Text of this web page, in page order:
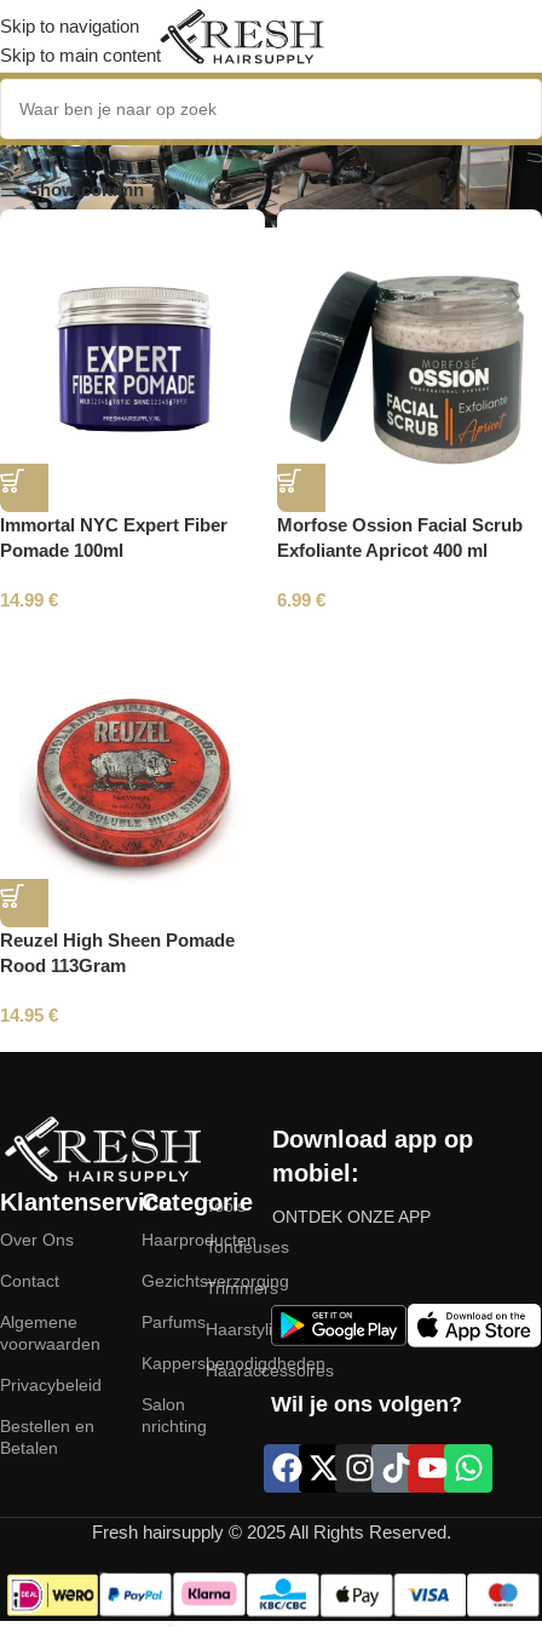
Skip to navigation
Skip to main content
lang haar
Show column
Immortal NYC Expert Fiber
Pomade 100ml
14.99 €
Morfose Ossion Facial Scrub
Exfoliante Apricot 400 ml
6.99 €
Reuzel High Sheen Pomade
Rood 113Gram
14.95 €
Klantenservice
Over Ons
Contact
Algemene
voorwaarden
Privacybeleid
Bestellen en
Betalen
Categorie
Haarproducten
Gezichtsverzorging
Parfums
Kappersbenodigdheden
Salon
nrichting
Tools
Tondeuses
Trimmers
Haarstyling
Haaraccessoires
Download app op
mobiel:
ONTDEK ONZE APP
Wil je ons volgen?
Fresh hairsupply © 2025 All Rights Reserved.